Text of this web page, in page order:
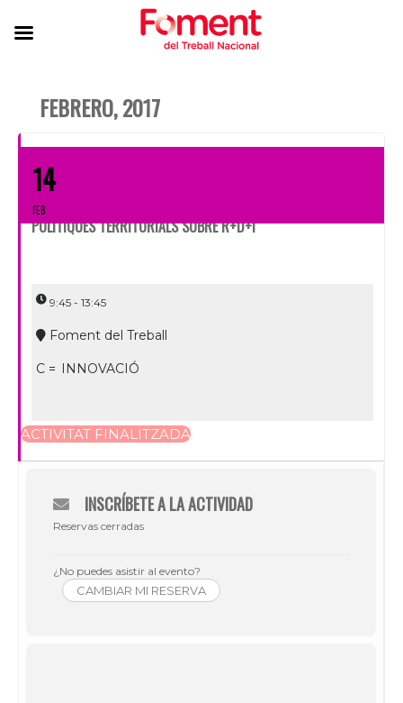
FEBRERO, 2017
14
FEB
POLÍTIQUES TERRITORIALS SOBRE R+D+I
9:45 - 13:45
Foment del Treball
C = INNOVACIÓ
ACTIVITAT FINALITZADA
INSCRÍBETE A LA ACTIVIDAD
Reservas cerradas
¿No puedes asistir al evento?
CAMBIAR MI RESERVA